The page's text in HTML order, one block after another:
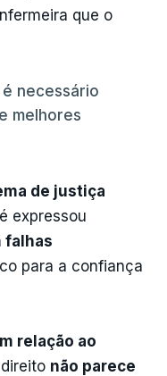
que o
necessário
melhores
de justiça
expressou
falhas
para a confiança
relação ao
não parece